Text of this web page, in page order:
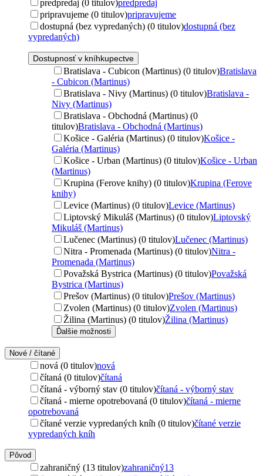
predpredaj (0 titulov)predpredaj
pripravujeme (0 titulov)pripravujeme
dostupná (bez vypredaných) (0 titulov)dostupná (bez
vypredaných)
Dostupnosť v kníhkupectve
Bratislava - Cubicon (Martinus) (0 titulov)Bratislava
- Cubicon (Martinus)
Bratislava - Nivy (Martinus) (0 titulov)Bratislava -
Nivy (Martinus)
Bratislava - Obchodná (Martinus) (0
titulov)Bratislava - Obchodná (Martinus)
Košice - Galéria (Martinus) (0 titulov)Košice -
Galéria (Martinus)
Košice - Urban (Martinus) (0 titulov)Košice - Urban
(Martinus)
Krupina (Ferove knihy) (0 titulov)Krupina (Ferove
knihy)
Levice (Martinus) (0 titulov)Levice (Martinus)
Liptovský Mikuláš (Martinus) (0 titulov)Liptovský
Mikuláš (Martinus)
Lučenec (Martinus) (0 titulov)Lučenec (Martinus)
Nitra - Promenada (Martinus) (0 titulov)Nitra -
Promenada (Martinus)
Považská Bystrica (Martinus) (0 titulov)Považská
Bystrica (Martinus)
Prešov (Martinus) (0 titulov)Prešov (Martinus)
Zvolen (Martinus) (0 titulov)Zvolen (Martinus)
Žilina (Martinus) (0 titulov)Žilina (Martinus)
Ďalšie možnosti
Nové / čítané
nová (0 titulov)nová
čítaná (0 titulov)čítaná
čítaná - výborný stav (0 titulov)čítaná - výborný stav
čítaná - mierne opotrebovaná (0 titulov)čítaná - mierne
opotrebovaná
čítané verzie vypredaných kníh (0 titulov)čítané verzie
vypredaných kníh
Pôvod
zahraničný (13 titulov)zahraničný13